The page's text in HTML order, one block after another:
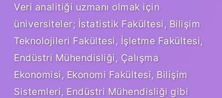
Veri analitiği uzmanı olmak için
üniversiteler; İstatistik Fakültesi, Bilişim
Teknolojileri Fakültesi, İşletme Fakültesi,
Endüstri Mühendisliği, Çalışma
Ekonomisi, Ekonomi Fakültesi, Bilişim
Sistemleri, Endüstri Mühendisliği gibi